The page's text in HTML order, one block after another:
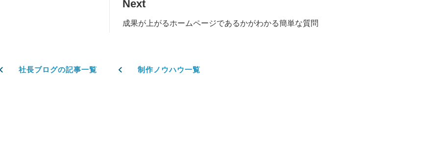
Next
成果が上がるホームページであるかがわかる簡単な質問
社長ブログの記事一覧 制作ノウハウ一覧